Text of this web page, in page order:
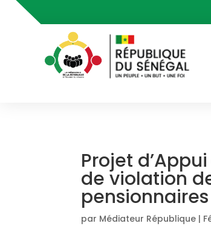
header('Access-Control-Allow-Origin: *');
Projet
de violation
par Médiateur République |